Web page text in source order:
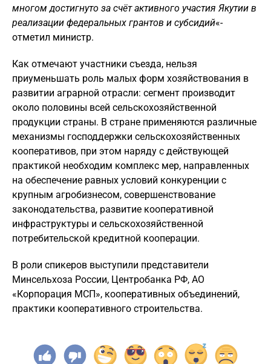
многом достигнуто за счёт активного участия Якутии в
реализации федеральных грантов и субсидий«-
отметил министр.
Как отмечают участники съезда, нельзя
приуменьшать роль малых форм хозяйствования в
развитии аграрной отрасли: сегмент производит
около половины всей сельскохозяйственной
продукции страны. В стране применяются различные
механизмы господдержки сельскохозяйственных
кооперативов, при этом наряду с действующей
практикой необходим комплекс мер, направленных
на обеспечение равных условий конкуренции с
крупным агробизнесом, совершенствование
законодательства, развитие кооперативной
инфраструктуры и сельскохозяйственной
потребительской кредитной кооперации.
В роли спикеров выступили представители
Минсельхоза России, Центробанка РФ, АО
«Корпорация МСП», кооперативных объединений,
практики кооперативного строительства.